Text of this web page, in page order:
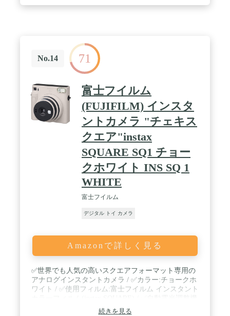
No.14 71
富士フイルム
(FUJIFILM) インスタ
ントカメラ "チェキス
クエア"instax
SQUARE SQ1 チョー
クホワイト INS SQ 1
WHITE
富士フイルム
デジタル トイ カメラ
Amazonで詳しく見る
✅世界でも人気の高いスクエアフォーマット専用の
アナログインスタントカメラ / ✅カラー:チョークホ
ワイト / ✅使用フィルム:富士フイルム インスタント
能搭載/周りの明るさに応じて最適なシャッタースピ
続きを見る